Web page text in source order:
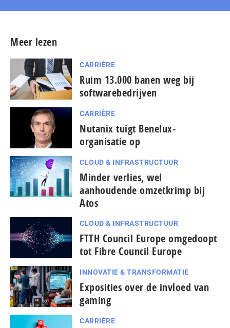
Meer lezen
CARRIÈRE
Ruim 13.000 banen weg bij
softwarebedrijven
CARRIÈRE
Nutanix tuigt Benelux-
organisatie op
CLOUD & INFRASTRUCTUUR
Minder verlies, wel
aanhoudende omzetkrimp bij
Atos
CLOUD & INFRASTRUCTUUR
FTTH Council Europe omgedoopt
tot Fibre Council Europe
INNOVATIE & TRANSFORMATIE
Exposities over de invloed van
gaming
CARRIÈRE